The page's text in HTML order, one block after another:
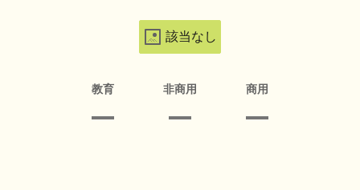
該当なし
教育 非商用 商用